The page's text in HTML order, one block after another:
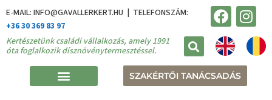
E-MAIL: INFO@GAVALLERKERT.HU | TELEFONSZÁM:
+36 30 369 83 97
Kertészetünk családi vállalkozás, amely 1991
óta foglalkozik dísznövénytermesztéssel.
SZAKÉRTŐI TANÁCSADÁS